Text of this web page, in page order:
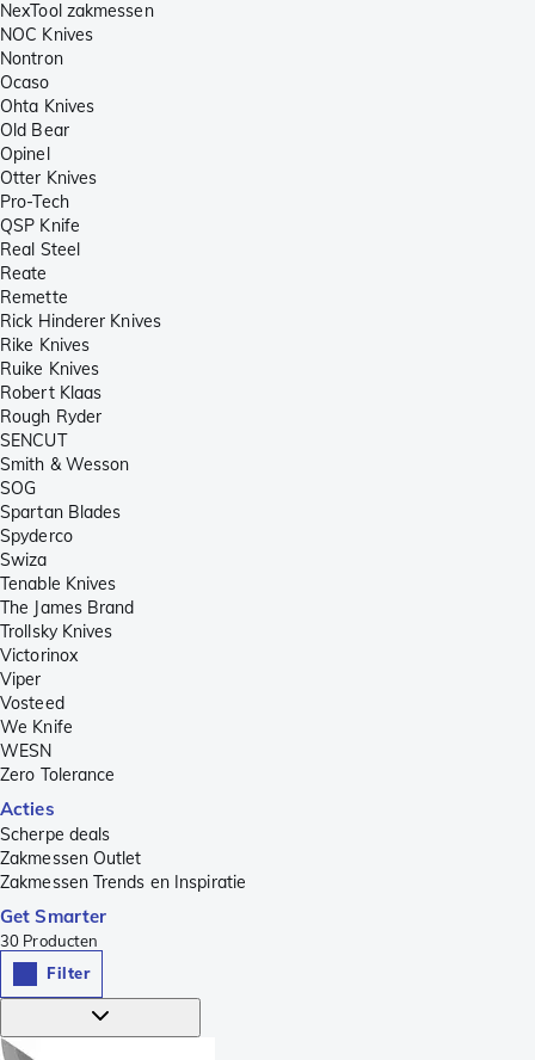
NexTool zakmessen
NOC Knives
Nontron
Ocaso
Ohta Knives
Old Bear
Opinel
Otter Knives
Pro-Tech
QSP Knife
Real Steel
Reate
Remette
Rick Hinderer Knives
Rike Knives
Ruike Knives
Robert Klaas
Rough Ryder
SENCUT
Smith & Wesson
SOG
Spartan Blades
Spyderco
Swiza
Tenable Knives
The James Brand
Trollsky Knives
Victorinox
Viper
Vosteed
We Knife
WESN
Zero Tolerance
Acties
Scherpe deals
Zakmessen Outlet
Zakmessen Trends en Inspiratie
Get Smarter
30 Producten
Filter